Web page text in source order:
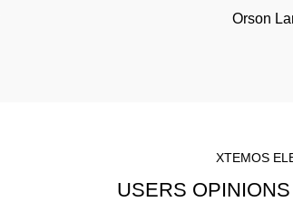
Orson
XTEMOS
USERS